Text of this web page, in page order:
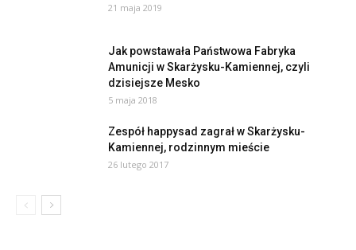
21 maja 2019
Jak powstawała Państwowa Fabryka
Amunicji w Skarżysku-Kamiennej, czyli
dzisiejsze Mesko
5 maja 2018
Zespół happysad zagrał w Skarżysku-
Kamiennej, rodzinnym mieście
26 lutego 2017